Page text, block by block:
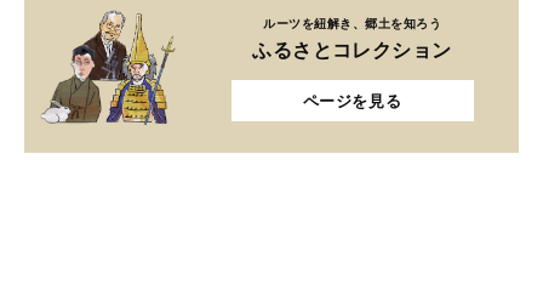
ルーツを紐解き、郷土を知ろう
ふるさとコレクション
ページを見る